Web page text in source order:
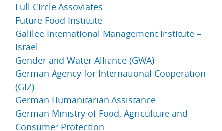
Full Circle Assoviates
Future Food Institute
Galilee International Management Institute –
Israel
Gender and Water Alliance (GWA)
German Agency for International Cooperation
(GIZ)
German Humanitarian Assistance
German Ministry of Food, Agriculture and
Consumer Protection